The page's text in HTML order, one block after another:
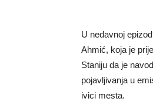
U nedavnoj
Ahmić, koja je
Staniju da je
pojavljivanja u
ivici mesta.